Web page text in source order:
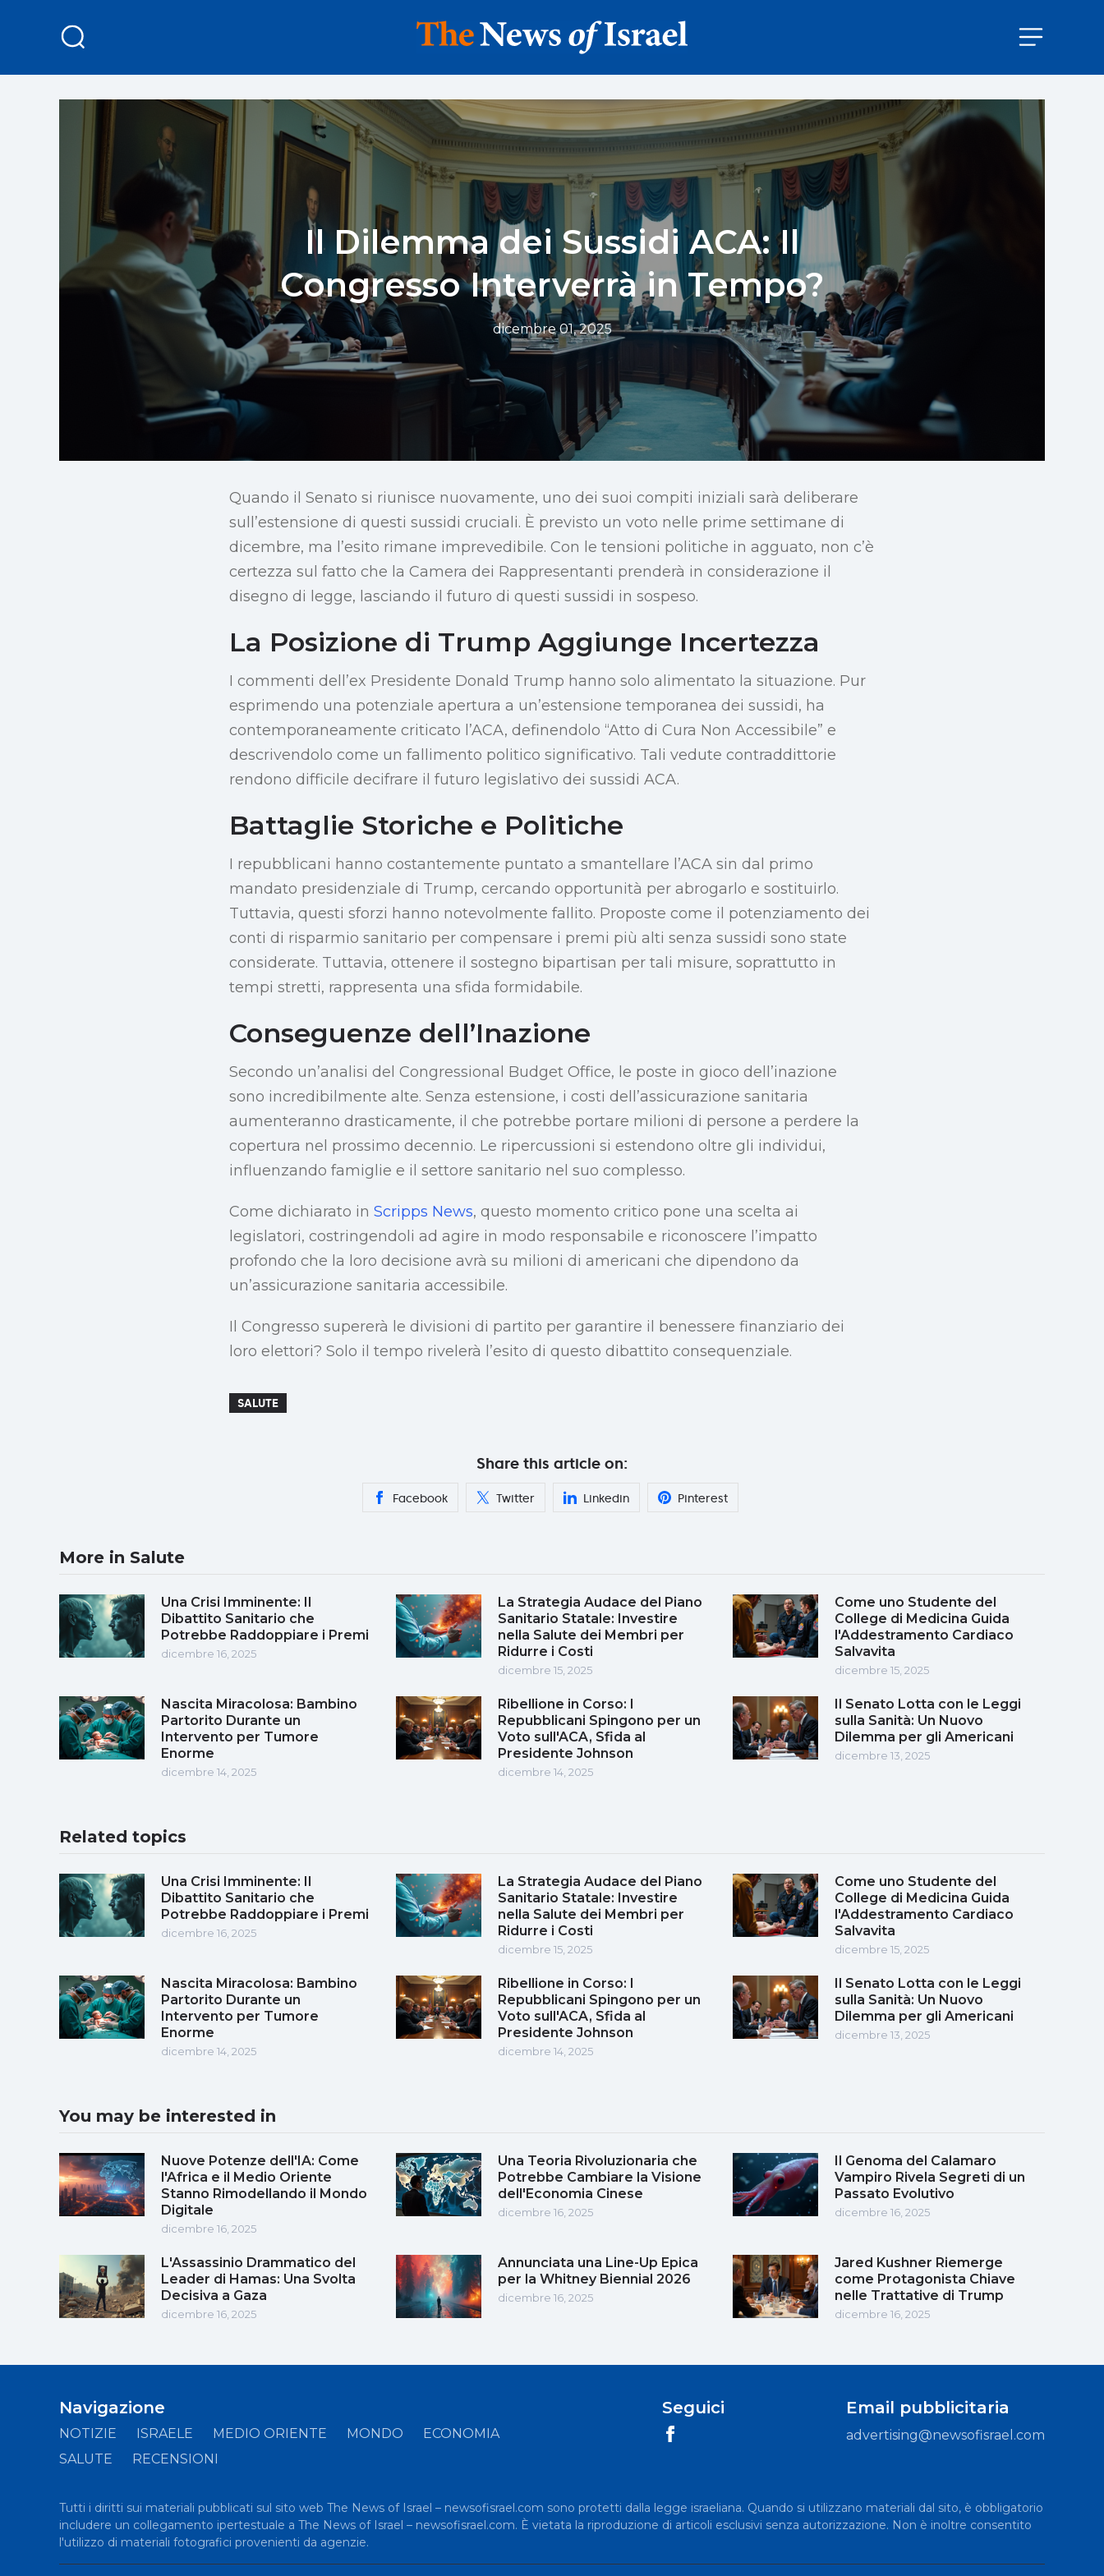
Il Dilemma dei Sussidi ACA: Il
Congresso Interverrà in Tempo?
dicembre 01, 2025
Quando il Senato si riunisce nuovamente, uno dei suoi compiti iniziali sarà deliberare
sull’estensione di questi sussidi cruciali. È previsto un voto nelle prime settimane di
dicembre, ma l’esito rimane imprevedibile. Con le tensioni politiche in agguato, non c’è
certezza sul fatto che la Camera dei Rappresentanti prenderà in considerazione il
disegno di legge, lasciando il futuro di questi sussidi in sospeso.
La Posizione di Trump Aggiunge Incertezza
I commenti dell’ex Presidente Donald Trump hanno solo alimentato la situazione. Pur
esprimendo una potenziale apertura a un’estensione temporanea dei sussidi, ha
contemporaneamente criticato l’ACA, definendolo “Atto di Cura Non Accessibile” e
descrivendolo come un fallimento politico significativo. Tali vedute contraddittorie
rendono difficile decifrare il futuro legislativo dei sussidi ACA.
Battaglie Storiche e Politiche
I repubblicani hanno costantemente puntato a smantellare l’ACA sin dal primo
mandato presidenziale di Trump, cercando opportunità per abrogarlo e sostituirlo.
Tuttavia, questi sforzi hanno notevolmente fallito. Proposte come il potenziamento dei
conti di risparmio sanitario per compensare i premi più alti senza sussidi sono state
considerate. Tuttavia, ottenere il sostegno bipartisan per tali misure, soprattutto in
tempi stretti, rappresenta una sfida formidabile.
Conseguenze dell’Inazione
Secondo un’analisi del Congressional Budget Office, le poste in gioco dell’inazione
sono incredibilmente alte. Senza estensione, i costi dell’assicurazione sanitaria
aumenteranno drasticamente, il che potrebbe portare milioni di persone a perdere la
copertura nel prossimo decennio. Le ripercussioni si estendono oltre gli individui,
influenzando famiglie e il settore sanitario nel suo complesso.
Come dichiarato in Scripps News, questo momento critico pone una scelta ai
legislatori, costringendoli ad agire in modo responsabile e riconoscere l’impatto
profondo che la loro decisione avrà su milioni di americani che dipendono da
un’assicurazione sanitaria accessibile.
Il Congresso supererà le divisioni di partito per garantire il benessere finanziario dei
loro elettori? Solo il tempo rivelerà l’esito di questo dibattito consequenziale.
SALUTE
Share this article on:
Facebook Twitter Linkedin Pinterest
More in Salute
Una Crisi Imminente: Il
Dibattito Sanitario che
Potrebbe Raddoppiare i Premi
dicembre 16, 2025
La Strategia Audace del Piano
Sanitario Statale: Investire
nella Salute dei Membri per
Ridurre i Costi
dicembre 15, 2025
Come uno Studente del
College di Medicina Guida
l'Addestramento Cardiaco
Salvavita
dicembre 15, 2025
Nascita Miracolosa: Bambino
Partorito Durante un
Intervento per Tumore
Enorme
dicembre 14, 2025
Ribellione in Corso: I
Repubblicani Spingono per un
Voto sull'ACA, Sfida al
Presidente Johnson
dicembre 14, 2025
Il Senato Lotta con le Leggi
sulla Sanità: Un Nuovo
Dilemma per gli Americani
dicembre 13, 2025
Related topics
Una Crisi Imminente: Il
Dibattito Sanitario che
Potrebbe Raddoppiare i Premi
dicembre 16, 2025
La Strategia Audace del Piano
Sanitario Statale: Investire
nella Salute dei Membri per
Ridurre i Costi
dicembre 15, 2025
Come uno Studente del
College di Medicina Guida
l'Addestramento Cardiaco
Salvavita
dicembre 15, 2025
Nascita Miracolosa: Bambino
Partorito Durante un
Intervento per Tumore
Enorme
dicembre 14, 2025
Ribellione in Corso: I
Repubblicani Spingono per un
Voto sull'ACA, Sfida al
Presidente Johnson
dicembre 14, 2025
Il Senato Lotta con le Leggi
sulla Sanità: Un Nuovo
Dilemma per gli Americani
dicembre 13, 2025
You may be interested in
Nuove Potenze dell'IA: Come
l'Africa e il Medio Oriente
Stanno Rimodellando il Mondo
Digitale
dicembre 16, 2025
Una Teoria Rivoluzionaria che
Potrebbe Cambiare la Visione
dell'Economia Cinese
dicembre 16, 2025
Il Genoma del Calamaro
Vampiro Rivela Segreti di un
Passato Evolutivo
dicembre 16, 2025
L'Assassinio Drammatico del
Leader di Hamas: Una Svolta
Decisiva a Gaza
dicembre 16, 2025
Annunciata una Line-Up Epica
per la Whitney Biennial 2026
dicembre 16, 2025
Jared Kushner Riemerge
come Protagonista Chiave
nelle Trattative di Trump
dicembre 16, 2025
Navigazione
NOTIZIE ISRAELE MEDIO ORIENTE MONDO
ECONOMIA
SALUTE
RECENSIONI
Seguici Email pubblicitaria
advertising@newsofisrael.com
Tutti i diritti sui materiali pubblicati sul sito web The News of Israel – newsofisrael.com sono protetti dalla legge israeliana. Quando si utilizzano materiali dal sito, è obbligatorio
includere un collegamento ipertestuale a The News of Israel – newsofisrael.com. È vietata la riproduzione di articoli esclusivi senza autorizzazione. Non è inoltre consentito
l'utilizzo di materiali fotografici provenienti da agenzie.